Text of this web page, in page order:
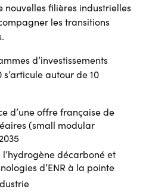
nouvelles filières industrielles
les transitions
d’investissements
s’articule autour de 10
d’une offre française de
(small modular
décarboné et
d’ENR à la pointe